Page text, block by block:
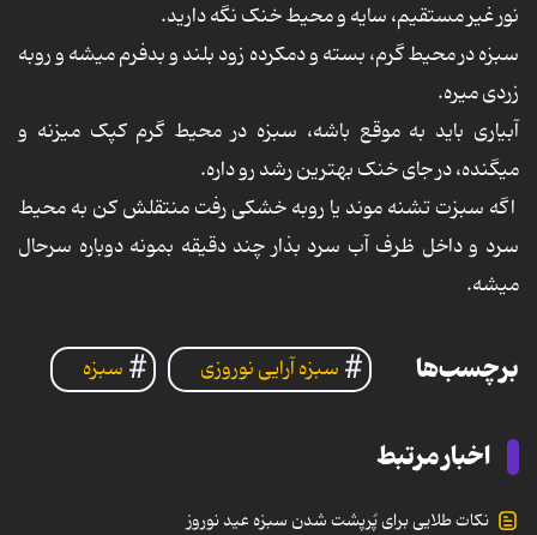
نور غیر مستقیم، سایه و محیط خنک نگه دارید.
سبزه در محیط گرم، بسته و دمکرده زود بلند و بدفرم میشه و روبه
زردی میره.
آبیاری باید به موقع باشه، سبزه در محیط گرم کپک میزنه و
میگنده، در جای خنک بهترین رشد رو داره.
اگه سبزت تشنه موند یا روبه خشکی رفت منتقلش کن به محیط
سرد و داخل ظرف آب سرد بذار چند دقیقه بمونه دوباره سرحال
میشه.
برچسب‌ها سبزه آرایی نوروزی سبزه
اخبار مرتبط
نکات طلایی برای پُرپشت شدن سبزه عید نوروز